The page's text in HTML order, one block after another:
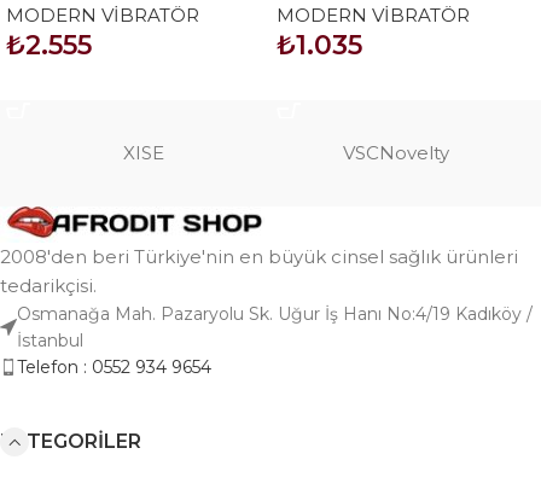
MODERN VİBRATÖR
₺2.555
MODERN VİBRATÖR
₺1.035
XISE VSCNovelty
2008'den beri Türkiye'nin en büyük cinsel sağlık ürünleri
tedarikçisi.
Osmanağa Mah. Pazaryolu Sk. Uğur İş Hanı No:4/19 Kadıköy /
İstanbul
Telefon : 0552 934 9654
KATEGORILER